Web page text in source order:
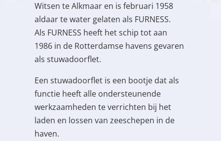
Witsen te Alkmaar en is februari 1958
aldaar te water gelaten als FURNESS.
Als FURNESS heeft het schip tot aan
1986 in de Rotterdamse havens gevaren
als stuwadoorflet.
Een stuwadoorflet is een bootje dat als
functie heeft alle ondersteunende
werkzaamheden te verrichten bij het
laden en lossen van zeeschepen in de
haven.